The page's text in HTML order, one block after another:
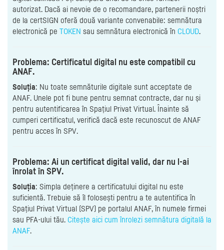
autorizat. Dacă ai nevoie de o recomandare, partenerii noștri
de la certSIGN oferă două variante convenabile: semnătura
electronică pe TOKEN sau semnătura electronică în CLOUD.
Problema: Certificatul digital nu este compatibil cu
ANAF.
Soluția: Nu toate semnăturile digitale sunt acceptate de
ANAF. Unele pot fi bune pentru semnat contracte, dar nu și
pentru autentificarea în Spațiul Privat Virtual. Înainte să
cumperi certificatul, verifică dacă este recunoscut de ANAF
pentru acces în SPV.
Problema: Ai un certificat digital valid, dar nu l-ai
înrolat în SPV.
Soluția: Simpla deținere a certificatului digital nu este
suficientă. Trebuie să îl folosești pentru a te autentifica în
Spațiul Privat Virtual (SPV) pe portalul ANAF, în numele firmei
sau PFA-ului tău. Citește aici cum înrolezi semnătura digitală la
ANAF.